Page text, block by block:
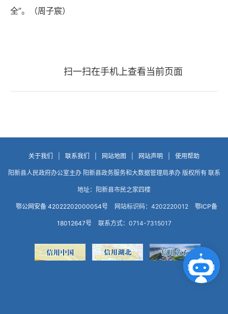
全”。（周子宸）
扫一扫在手机上查看当前页面
关于我们 联系我们 网站地图 网站声明 使用帮助
阳新县人民政府办公室主办 阳新县政务服务和大数据管理局承办 版权所有 联系
地址：阳新县市民之家四楼
鄂公网安备 42022202000054号 网站标识码：4202220012 鄂ICP备
18012647号 联系方式：0714-7315017